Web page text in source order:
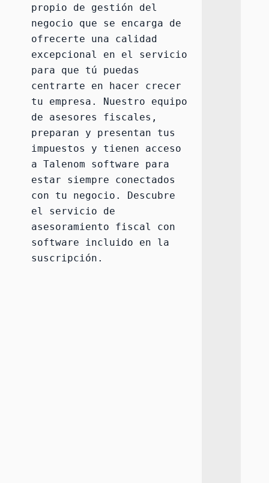
propio de gestión del
negocio que se encarga de
ofrecerte una calidad
excepcional en el servicio
para que tú puedas
centrarte en hacer crecer
tu empresa. Nuestro equipo
de asesores fiscales,
preparan y presentan tus
impuestos y tienen acceso
a Talenom software para
estar siempre conectados
con tu negocio. Descubre
asesoramiento fiscal con
software incluido en la
suscripción.